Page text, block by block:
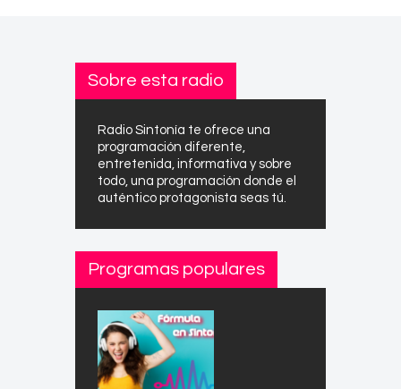
Sobre esta radio
Radio Sintonía te ofrece una
programación diferente,
entretenida, informativa y sobre
todo, una programación donde el
auténtico protagonista seas tú.
Programas populares